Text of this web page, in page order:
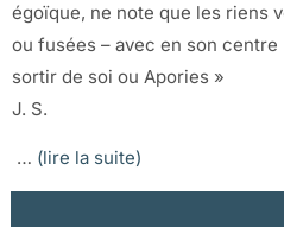
égoïque, ne note que les riens
ou fusées – avec en son
sortir de soi ou Apories »
J. S.
… (lire la suite)